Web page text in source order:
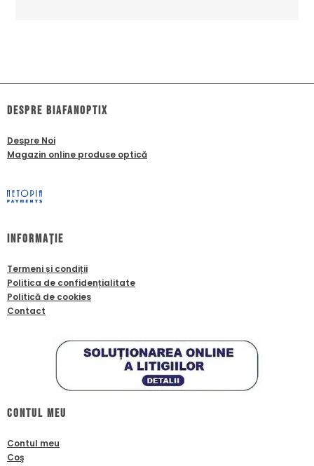
dESPRE biafanoptix
Despre Noi
Magazin online produse optică
Informație
Termeni și condiții
Politica de confidențialitate
Politică de cookies
Contact
Contul meu
Contul meu
Coş